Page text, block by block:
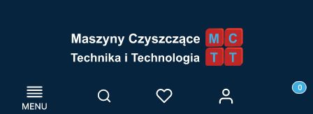
Menu Otwórz wyszukiwarkę
Szukaj Ulubione Zaloguj się